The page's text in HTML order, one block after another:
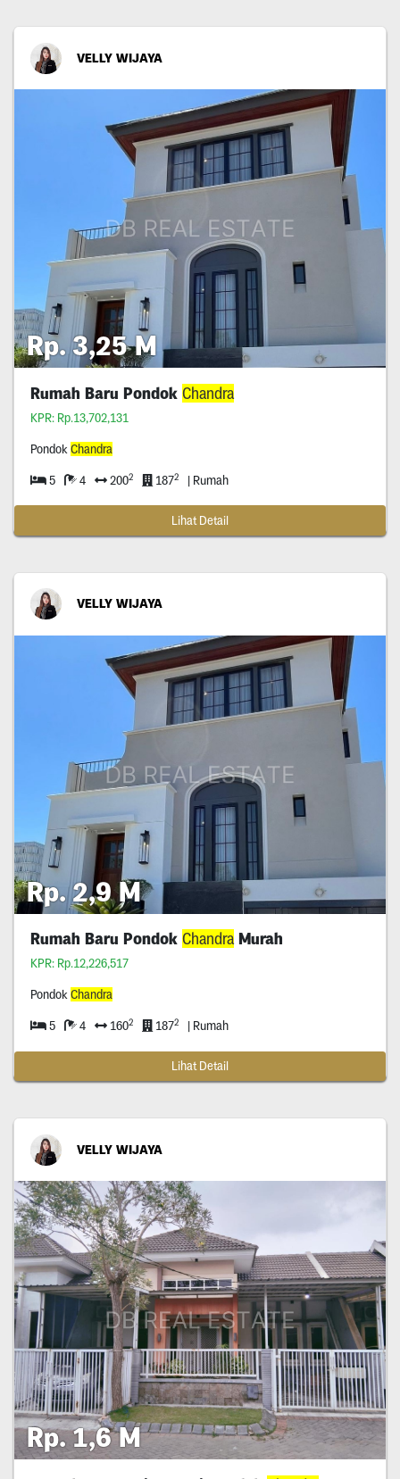
VELLY WIJAYA
Rp. 3,25 M
Rumah Baru Pondok Chandra
KPR: Rp.13,702,131
Pondok Chandra
5 4 2002 1872 | Rumah
Lihat Detail
VELLY WIJAYA
Rp. 2,9 M
Rumah Baru Pondok ChandraMurah
KPR: Rp.12,226,517
PondokChandra
5 4 1602 1872 | Rumah
Lihat Detail
VELLY WIJAYA
Rp. 1,6 M